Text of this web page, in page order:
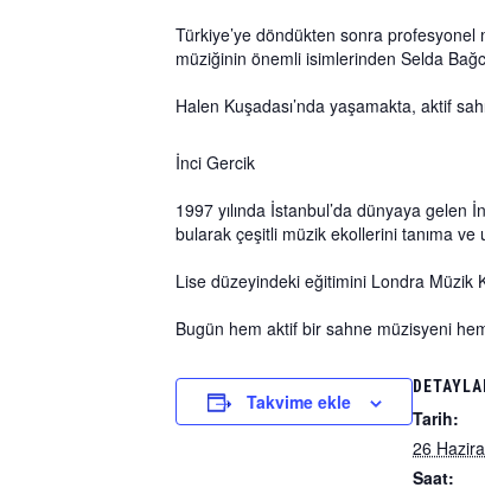
Türkiye’ye döndükten sonra profesyonel
müziğinin önemli isimlerinden Selda
Halen Kuşadası’nda yaşamakta, aktif
İnci Gercik
1997 yılında İstanbul’da dünyaya gelen
bularak çeşitli müzik ekollerini tanıma ve
Lise düzeyindeki eğitimini Londra Müzik
Bugün hem aktif bir sahne müzisyeni
Takvime ekle
Tarih:
26
Saat: